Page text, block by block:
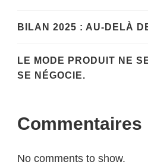
BILAN 2025 : AU-DELÀ
LE MODE PRODUIT NE
SE NÉGOCIE.
Commentaires
No comments to show.